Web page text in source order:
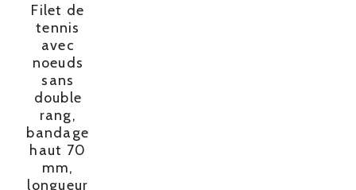
Filet de
tennis
avec
noeuds
sans
double
rang,
bandage
haut 70
mm,
longueur